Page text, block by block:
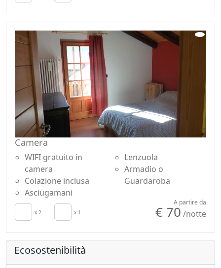
Stendibiancheria
Asciugamani
Lenzuola
Armadio o
Guardaroba
Scrivania
Camino
Divano
Tavolo da pranzo
Seggiolone
naturale
Doccia
Shampoo plastic-free,
no monodose
Giardino
Vista Montagna
Vista panoramica
Ingresso
indipendente
Camera
WIFI gratuito in
camera
Colazione inclusa
Asciugamani
Lenzuola
Armadio o
Guardaroba
x 2 x 1
A partire da
€ 70 /notte
Ecosostenibilità